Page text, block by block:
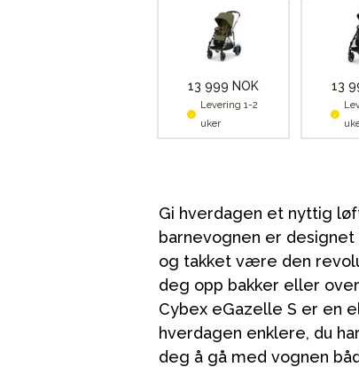
13 999 NOK
Levering 1-2
uker
13
Gi hverdagen et nyttig
barnevognen er
og takket være den
deg opp bakker eller
Cybex eGazelle S er en
hverdagen enklere, du
deg å gå med vognen